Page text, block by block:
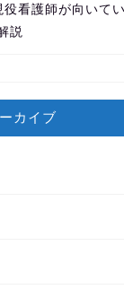
看護師が向いて
説
カイブ